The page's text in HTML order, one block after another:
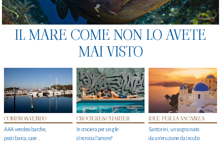
IL MARE COME NON LO AVETE
MAI VISTO
COMPRO&VENDO
AAA vendesi barche,
posti barca, case…
CROCIERE&CHARTER
In crociera per single
s'incrocia l’amore?
IDEE PER LA VACANZA
Santorini, un sogno nato
da un’eruzione da incubo